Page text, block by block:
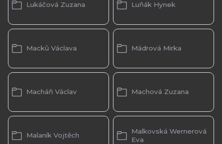
Lukáčová Zuzana Luňák Hynek
Macků Václava Mádrová Mirka
Macháň Václav Machová Zuzana
Malaník Vojtěch
Malkovská Wernerová
Eva